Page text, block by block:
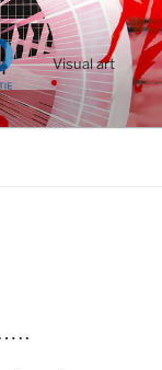
Visual art